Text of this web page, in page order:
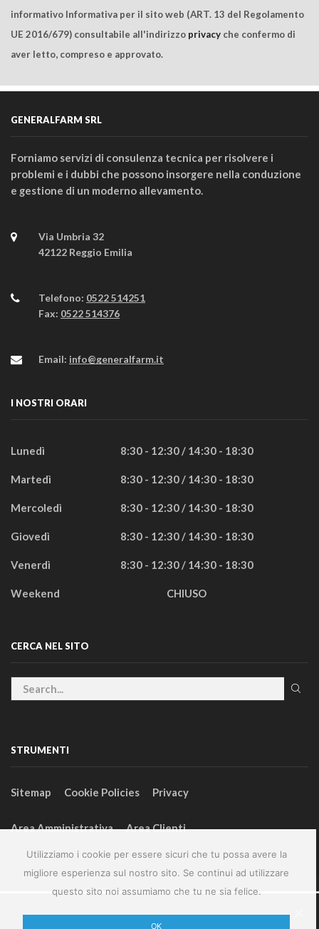
Utilizziamo i cookie per essere sicuri che tu possa avere la
migliore esperienza sul nostro sito. Se continui ad utilizzare
questo sito noi assumiamo che tu ne sia felice.
OK
informativo Informativa per il sito web (ART. 13 del Regolamento
UE 2016/679) consultabile all'indirizzo privacy che confermo di
aver letto, compreso e approvato.
GENERALFARM SRL
Forniamo servizi di consulenza tecnica per risolvere i
problemi e i dubbi che possono insorgere nella conduzione
e gestione di un moderno allevamento.
Via Umbria 32
42122 Reggio Emilia
Telefono: 0522 514251
Fax: 0522 514376
Email: info@generalfarm.it
I NOSTRI ORARI
Lunedì 8:30 - 12:30 / 14:30 - 18:30
Martedì 8:30 - 12:30 / 14:30 - 18:30
Mercoledì 8:30 - 12:30 / 14:30 - 18:30
Giovedì 8:30 - 12:30 / 14:30 - 18:30
Venerdì 8:30 - 12:30 / 14:30 - 18:30
Weekend CHIUSO
CERCA NEL SITO
STRUMENTI
Sitemap Cookie Policies Privacy
Area Amministrativa Area Clienti
2024 – GeneralFarm srl – P.IVA 00127580355